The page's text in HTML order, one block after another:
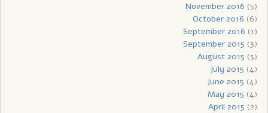
November 2016 (5)
October 2016 (6)
September 2016 (1)
September 2015 (3)
August 2015 (3)
July 2015 (4)
June 2015 (4)
May 2015 (4)
April 2015 (2)